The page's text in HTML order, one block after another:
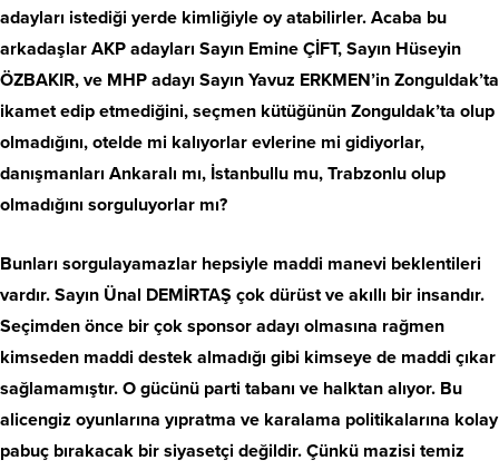
adayları istediği yerde kimliğiyle oy atabilirler. Acaba bu
arkadaşlar AKP adayları Sayın Emine ÇİFT, Sayın Hüseyin
ÖZBAKIR, ve MHP adayı Sayın Yavuz ERKMEN’in Zonguldak’ta
ikamet edip etmediğini, seçmen kütüğünün Zonguldak’ta olup
olmadığını, otelde mi kalıyorlar evlerine mi gidiyorlar,
danışmanları Ankaralı mı, İstanbullu mu, Trabzonlu olup
olmadığını sorguluyorlar mı?
Bunları sorgulayamazlar hepsiyle maddi manevi beklentileri
vardır. Sayın Ünal DEMİRTAŞ çok dürüst ve akıllı bir insandır.
Seçimden önce bir çok sponsor adayı olmasına rağmen
kimseden maddi destek almadığı gibi kimseye de maddi çıkar
sağlamamıştır. O gücünü parti tabanı ve halktan alıyor. Bu
alicengiz oyunlarına yıpratma ve karalama politikalarına kolay
pabuç bırakacak bir siyasetçi değildir. Çünkü mazisi temiz